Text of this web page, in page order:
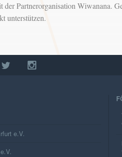
der Partnerorganisation Wiwanana.
unterstützen.
e.V.